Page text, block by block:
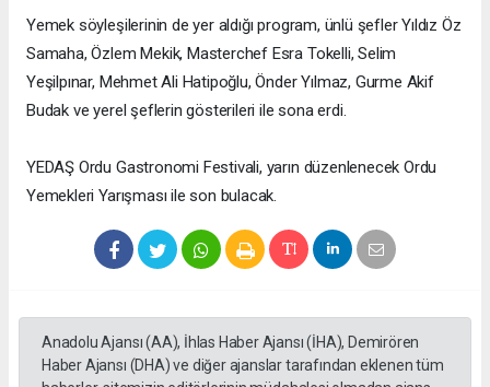
Yemek söyleşilerinin de yer aldığı program, ünlü şefler Yıldız Öz
Samaha, Özlem Mekik, Masterchef Esra Tokelli, Selim
Yeşilpınar, Mehmet Ali Hatipoğlu, Önder Yılmaz, Gurme Akif
Budak ve yerel şeflerin gösterileri ile sona erdi.
YEDAŞ Ordu Gastronomi Festivali, yarın düzenlenecek Ordu
Yemekleri Yarışması ile son bulacak.
Anadolu Ajansı (AA), İhlas Haber Ajansı (İHA), Demirören
Haber Ajansı (DHA) ve diğer ajanslar tarafından eklenen tüm